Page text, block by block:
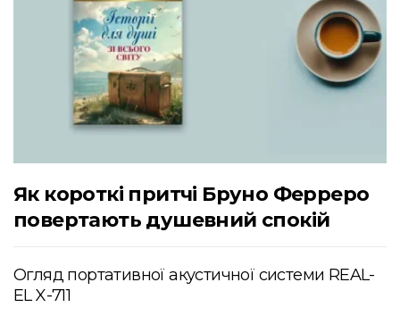
Як короткі притчі Бруно Ферреро
повертають душевний спокій
Огляд портативної акустичної системи REAL-
EL X-711